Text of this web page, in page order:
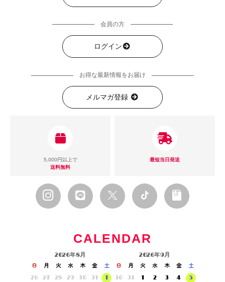
会員の方
ログイン
お得な最新情報をお届け
メルマガ登録
5,000円以上で
送料無料
最短当日発送
CALENDAR
2026年8月
日 月 火 水 木 金
土
26
27 28 29 30 31
1
2026年9月
日 月 火 水 木 金
土
30
31 1 2 3 4
5